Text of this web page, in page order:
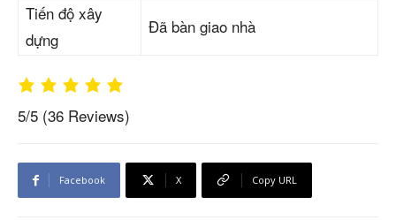
Tiến độ xây
dựng
Đã bàn giao nhà
5/5 (36 Reviews)
Facebook X Copy URL